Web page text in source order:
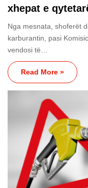
xhepat e
Nga mesnata, shoferët
karburantin, pasi
vendosi të…
Read More »